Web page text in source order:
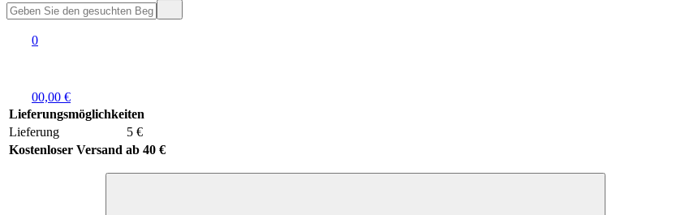
0
00,00 €
Lieferungsmöglichkeiten
Lieferung
5 €
Kostenloser Versand ab 40 €